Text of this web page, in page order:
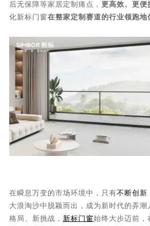
后无保障等家居定制痛点， 更高效、更便
化新标门窗在整家定制赛道的行业领跑地
在瞬息万变的市场环境中，只有不断创新
大浪淘沙中脱颖而出，成为新时代的弄
格局、新挑战， 新标门窗始终大步迈前，